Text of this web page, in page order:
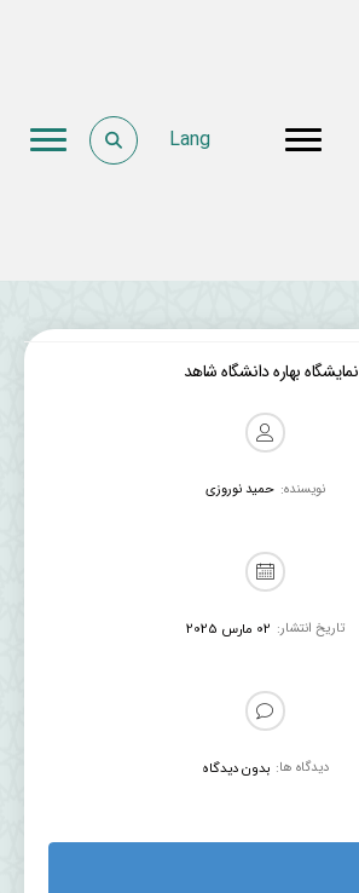
Lang
نمایشگاه بهاره دانشگاه شاهد
نویسنده: حمید نوروزی
تاریخ انتشار: 02 مارس 2025
دیدگاه ها: بدون دیدگاه